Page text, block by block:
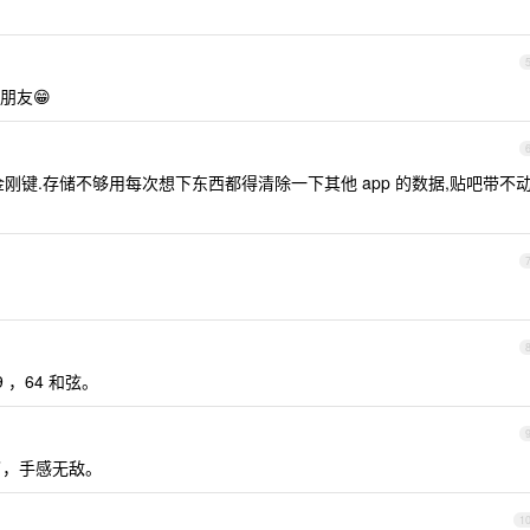
5
友😁
6
键.存储不够用每次想下东西都得清除一下其他 app 的数据,贴吧带不
7
8
64 和弦。
9
手感无敌。
10